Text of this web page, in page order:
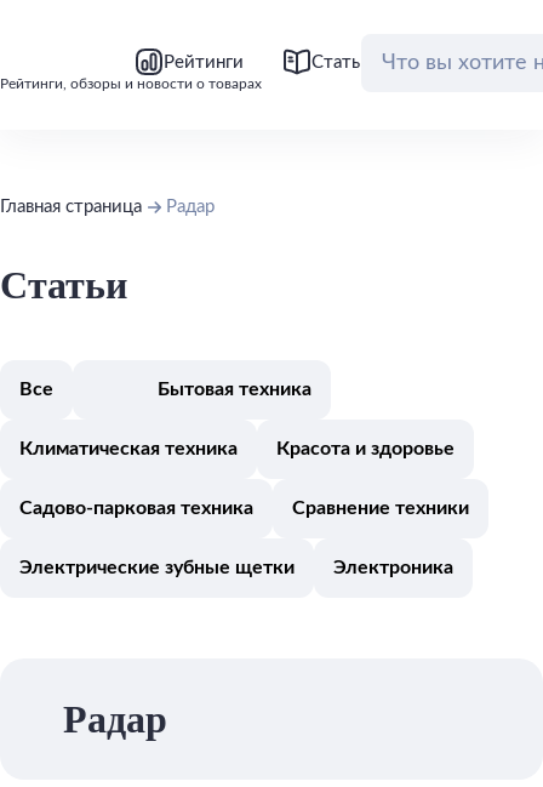
Рейтинги, обзоры и новости о товарах
Рейтинги Статьи Обзоры
Главная страница Радар
Статьи
Все Бытовая техника
Климатическая техника Красота и здоровье
Садово-парковая техника Сравнение техники
Электрические зубные щетки Электроника
Радар